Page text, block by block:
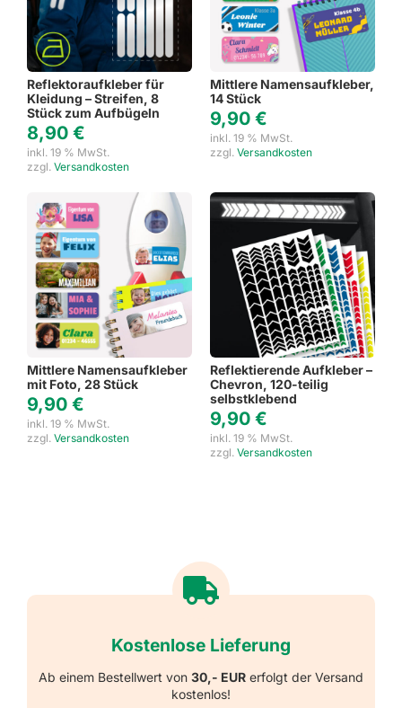
Reflektoraufkleber für
Kleidung – Streifen, 8
Stück zum Aufbügeln
8,90 €
inkl. 19 % MwSt.
zzgl. Versandkosten
Mittlere Namensaufkleber,
14 Stück
9,90 €
inkl. 19 % MwSt.
zzgl. Versandkosten
Mittlere Namensaufkleber
mit Foto, 28 Stück
9,90 €
inkl. 19 % MwSt.
zzgl. Versandkosten
Reflektierende Aufkleber –
Chevron, 120-teilig
selbstklebend
9,90 €
inkl. 19 % MwSt.
zzgl. Versandkosten
Kostenlose Lieferung
Ab einem Bestellwert von 30,- EUR erfolgt der Versand
kostenlos!